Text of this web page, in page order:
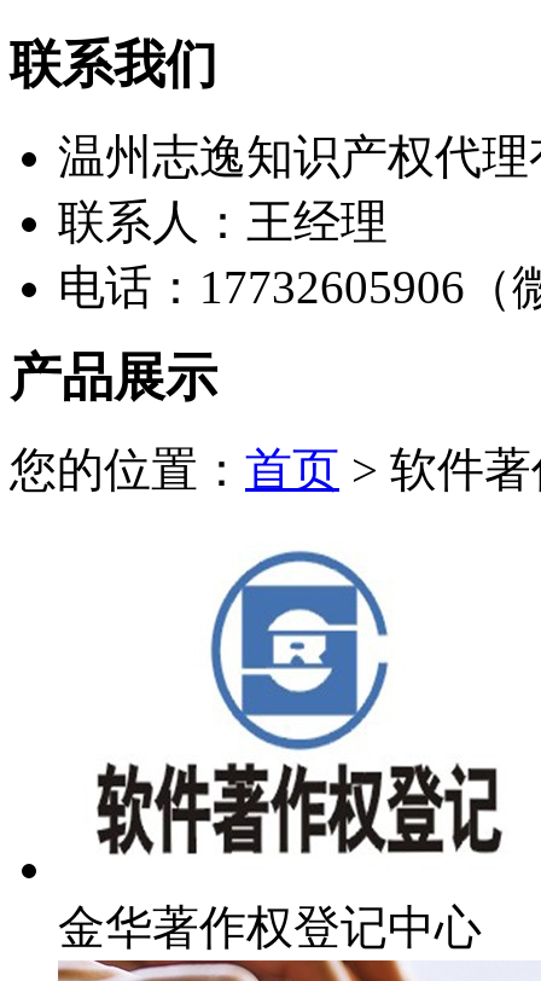
联系我们
温州志逸知识产权代
联系人：王经理
电话：17732605906（
产品展示
您的位置： 首页 > 软件
金华著作权登记中心